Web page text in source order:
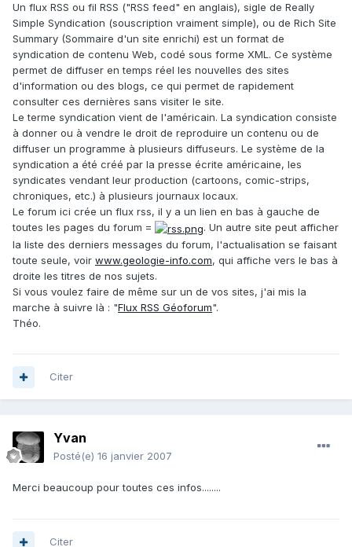
Un flux RSS ou fil RSS ("RSS feed" en anglais), sigle de Really
Simple Syndication (souscription vraiment simple), ou de Rich Site
Summary (Sommaire d'un site enrichi) est un format de
syndication de contenu Web, codé sous forme XML. Ce système
permet de diffuser en temps réel les nouvelles des sites
d'information ou des blogs, ce qui permet de rapidement
consulter ces dernières sans visiter le site.
Le terme syndication vient de l'américain. La syndication consiste
à donner ou à vendre le droit de reproduire un contenu ou de
diffuser un programme à plusieurs diffuseurs. Le système de la
syndication a été créé par la presse écrite américaine, les
syndicates vendant leur production (cartoons, comic-strips,
chroniques, etc.) à plusieurs journaux locaux.
Le forum ici crée un flux rss, il y a un lien en bas à gauche de
toutes les pages du forum =
. Un autre site peut afficher
la liste des derniers messages du forum, l'actualisation se faisant
toute seule, voir www.geologie-info.com, qui affiche vers le bas à
droite les titres de nos sujets.
Si vous voulez faire de même sur un de vos sites, j'ai mis la
marche à suivre là : "Flux RSS Géoforum".
Théo.
Citer
Yvan
Posté(e) 16 janvier 2007
Merci beaucoup pour toutes ces infos........
Citer